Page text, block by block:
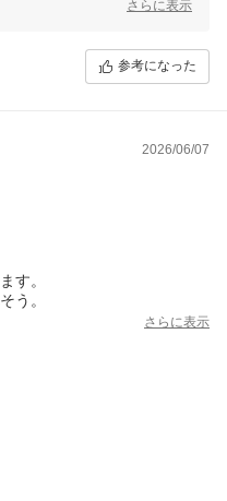
なシーンで活躍してくれると良
さらに表示
参考になった
2026/06/07
す。
う。
さらに表示